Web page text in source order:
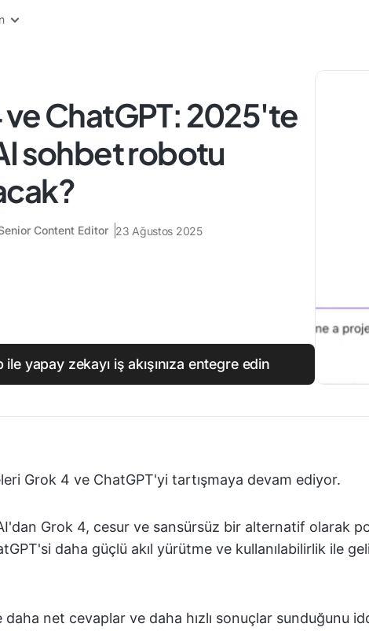
ve ChatGPT: 2025'te
sohbet robotu
Content Editor 23 Ağustos 2025
ile yapay zekayı iş akışınıza entegre edin
Grok 4 ve ChatGPT'yi tartışmaya devam ediyor.
Grok 4, cesur ve sansürsüz bir alternatif olarak
daha güçlü akıl yürütme ve kullanılabilirlik ile
daha net cevaplar ve daha hızlı sonuçlar sunduğunu